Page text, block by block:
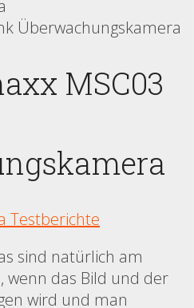
MSC03
Testberichte
sind natürlich am
wenn das Bild und der
wird und man